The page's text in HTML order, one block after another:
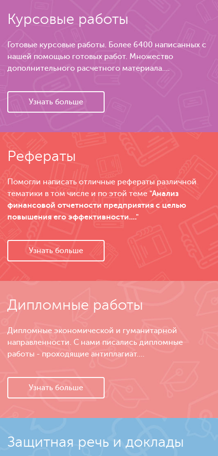
Курсовые работы
Готовые курсовые работы. Более 6400 написанных с
нашей помощью готовых работ. Множество
дополнительного расчетного материала....
Узнать больше
Рефераты
Помогли написать отличные рефераты различной
тематики в том числе и по этой теме "Анализ
финансовой отчетности предприятия с целью
повышения его эффективности...."
Узнать больше
Дипломные работы
Дипломные экономической и гуманитарной
направленности. С нами писались дипломные
работы - проходящие антиплагиат....
Узнать больше
Защитная речь и доклады